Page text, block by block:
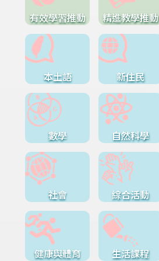
有效學習推動 精進教學推動
本土語 新住民
數學 自然科學
社會 綜合活動
健康與體育 生活課程